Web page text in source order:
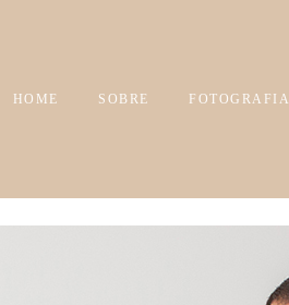
HOME SOBRE FOTOGRAFIA